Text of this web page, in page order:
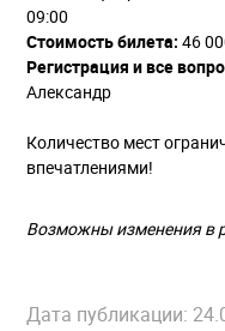
09:00
Стоимость билета: 46
Регистрация и все
Александр
Количество мест
впечатлениями!
Возможны изменения в
Дата публикации: